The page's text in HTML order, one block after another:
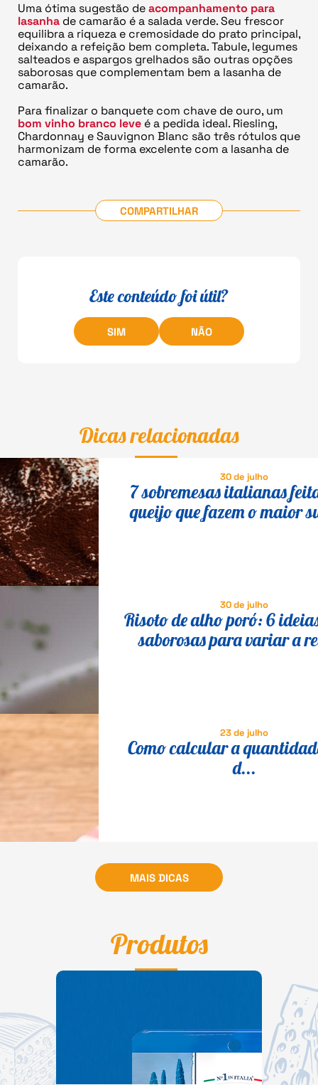
Uma ótima sugestão deacompanhamento para
lasanha de camarão é a salada verde. Seu frescor
equilibra a riqueza e cremosidade do prato principal,
deixando a refeição bem completa. Tabule, legumes
salteados e aspargos grelhados são outras opções
saborosas que complementam bem a lasanha de
camarão.
Para finalizar o banquete com chave de ouro, um
bom vinho branco leve é a pedida ideal. Riesling,
Chardonnay e Sauvignon Blanc são três rótulos que
harmonizam de forma excelente com a lasanha de
camarão.
COMPARTILHAR
Este conteúdo foi útil?
SIM NÃO
Dicas relacionadas
30 de julho
7 sobremesas italianas
queijo que fazem o maior
30 de julho
Risoto de alho poró: 6
saborosas para variar a
23 de julho
Como calcular a
d...
MAIS DICAS
Produtos